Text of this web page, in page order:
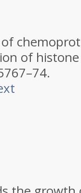
of histone
–74.